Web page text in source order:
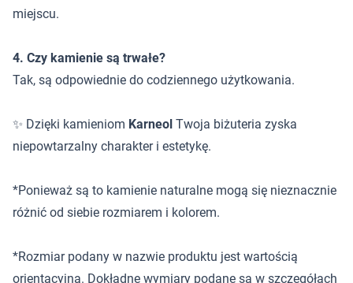
miejscu.
4. Czy kamienie są trwałe?
Tak, są odpowiednie do codziennego użytkowania.
✨ Dzięki kamieniom Karneol Twoja biżuteria zyska
niepowtarzalny charakter i estetykę.
*Ponieważ są to kamienie naturalne mogą się nieznacznie
różnić od siebie rozmiarem i kolorem.
*Rozmiar podany w nazwie produktu jest wartością
orientacyjną. Dokładne wymiary podane są w szczegółach